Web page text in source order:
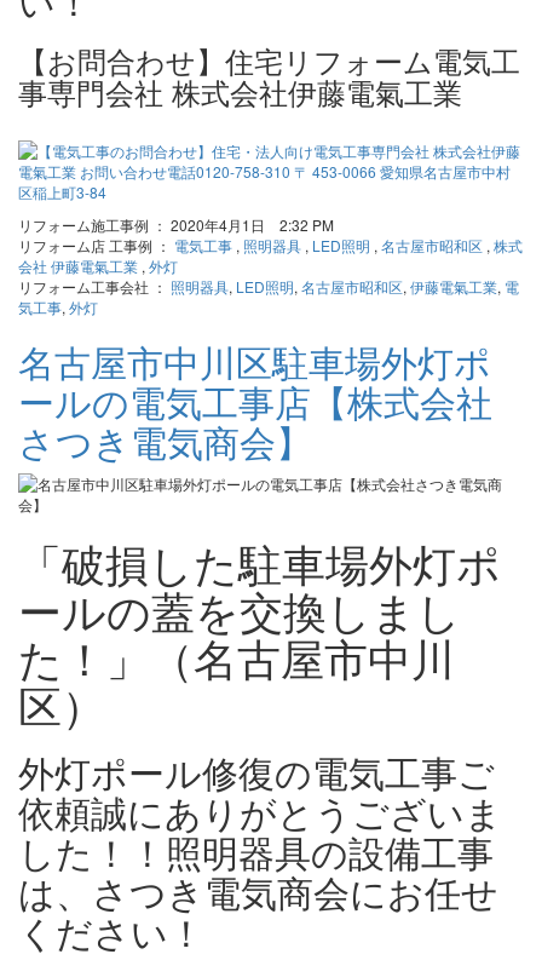
【お問合わせ】住宅リフォーム電気工
事専門会社 株式会社伊藤電氣工業
リフォーム施工事例 ： 2020年4月1日 2:32 PM
リフォーム店 工事例 ： 電気工事 , 照明器具 , LED照明 , 名古屋市昭和区 , 株式
会社 伊藤電氣工業 , 外灯
リフォーム工事会社 ： 照明器具, LED照明, 名古屋市昭和区, 伊藤電氣工業, 電
気工事, 外灯
名古屋市中川区駐車場外灯ポ
ールの電気工事店【株式会社
さつき電気商会】
「破損した駐車場外灯ポ
ールの蓋を交換しまし
た！」（名古屋市中川
区）
外灯ポール修復の電気工事ご
依頼誠にありがとうございま
した！！照明器具の設備工事
は、さつき電気商会にお任せ
ください！